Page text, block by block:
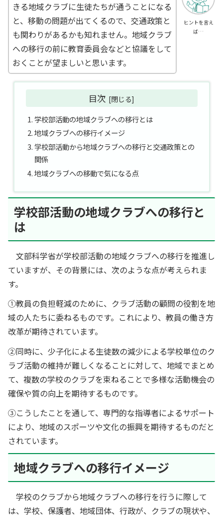
ヒントを言え
ば…
きる地域クラブに生徒たちが通うことになる
と、移動の問題が出てくるので、交通政策と
も関わりがあるかも知れません。地域クラブ
への移行の前に教育委員会などと協議をして
おくことが望ましいと思います。
目次
学校部活動の地域クラブへの移行とは
地域クラブへの移行イメージ
学校部活動から地域クラブへの移行と交通政策との
関係
地域クラブへの移動で気になる点
学校部活動の地域クラブへの移行と
は
文部科学省が学校部活動の地域クラブへの移行を推進し
ていますが、その背景には、次のような点が考えられま
す。
①教員の負担軽減のために、クラブ活動の顧問の役割を地
域の人たちに委ねるものです。これにより、教員の働き方
改革が期待されています。
②同時に、少子化による生徒数の減少による学校単位のク
ラブ活動の維持が難しくなることに対して、地域でまとめ
て、複数の学校のクラブを束ねることで多様な活動機会の
確保や質の向上を期待するものです。
③こうしたことを通して、専門的な指導者によるサポート
により、地域のスポーツや文化の振興を期待するものだと
されています。
地域クラブへの移行イメージ
学校のクラブから地域クラブへの移行を行うに際して
は、学校、保護者、地域団体、行政が、クラブの現状や、